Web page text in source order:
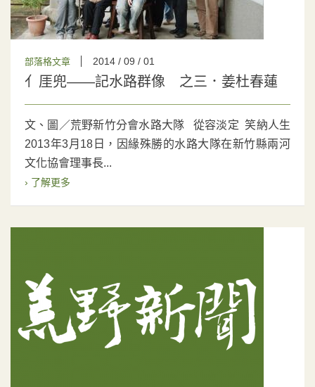
部落格文章 2014 / 09 / 01
亻厓兜——記水路群像 之三．姜杜春蓮
文、圖／荒野新竹分會水路大隊 從容淡定 笑納人生
2013年3月18日，因緣殊勝的水路大隊在新竹縣兩河
文化協會理事長...
› 了解更多